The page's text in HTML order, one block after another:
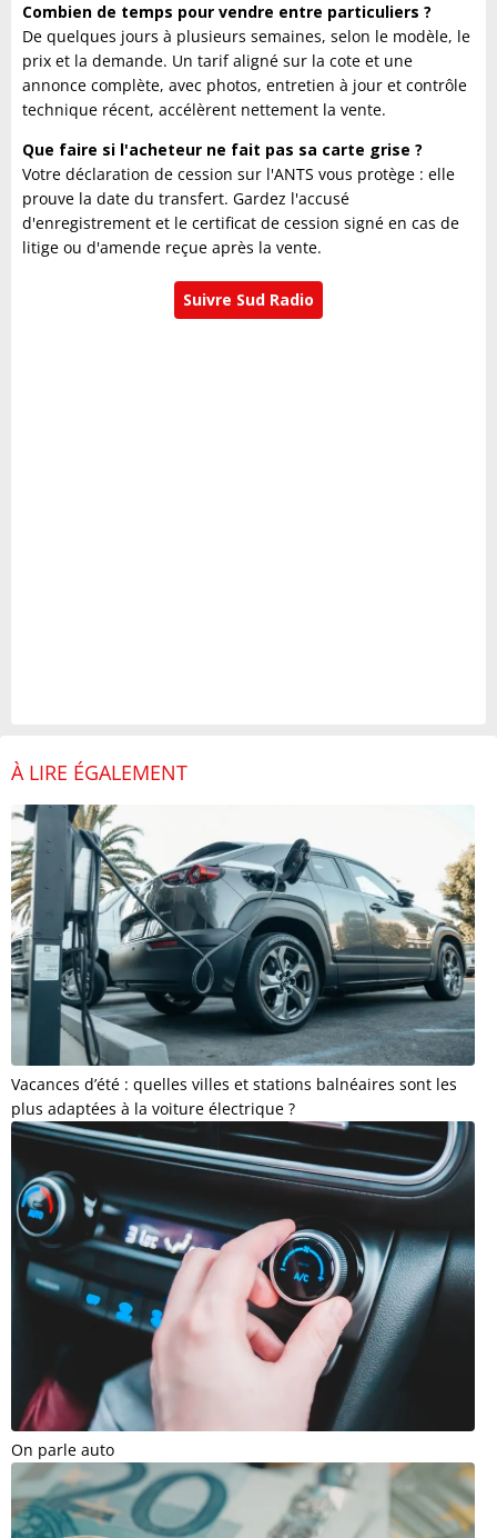
Combien de temps pour vendre entre particuliers ?
De quelques jours à plusieurs semaines, selon le modèle, le
prix et la demande. Un tarif aligné sur la cote et une
annonce complète, avec photos, entretien à jour et contrôle
technique récent, accélèrent nettement la vente.
Que faire si l'acheteur ne fait pas sa carte grise ?
Votre déclaration de cession sur l'ANTS vous protège : elle
prouve la date du transfert. Gardez l'accusé
d'enregistrement et le certificat de cession signé en cas de
litige ou d'amende reçue après la vente.
Suivre Sud Radio
À LIRE ÉGALEMENT
Vacances d’été : quelles villes et stations balnéaires sont les
plus adaptées à la voiture électrique ?
On parle auto